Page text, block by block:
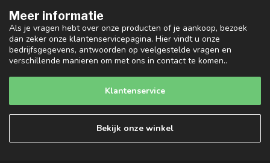
Meer informatie
Als je vragen hebt over onze producten of je aankoop, bezoek
dan zeker onze klantenservicepagina. Hier vindt u onze
bedrijfsgegevens, antwoorden op veelgestelde vragen en
verschillende manieren om met ons in contact te komen..
Klantenservice
Bekijk onze winkel